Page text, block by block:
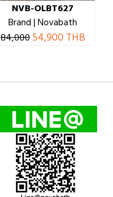
NVB-OLBT627
Brand | Novabath
84,000 54,900 THB